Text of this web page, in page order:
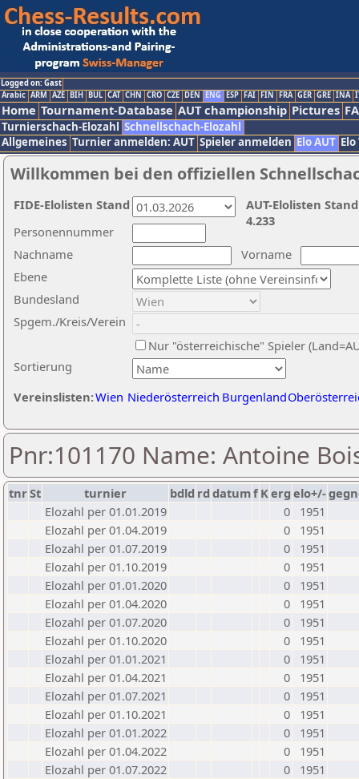
Logged on: Gast
Arabic ARM AZE BIH BUL CAT CHN CRO CZE DEN ENG ESP FAI FIN FRA GER GRE INA
Home Tournament-Database AUT championship Pictures
Turnierschach-Elozahl Schnellschach-Elozahl
Allgemeines Turnier anmelden: AUT Spieler anmelden Elo AUT
Willkommen bei den offiziellen
Nachname
Vorname
Ebene
Sortierung
Personennummer
Bundesland
Spgem./Kreis/Verein
Nur "österreichische" Spieler
Vereinslisten:Wien Niederösterreich Burgenland
AUT-Elolisten
4.233
FIDE-Elolisten Stand
Pnr:101170 Name: Antoine
tnrSt turnier bdld rd datumf Kerg elo+/-
Elozahl per 01.01.2019
0
1951
Elozahl per 01.04.2019
0
1951
Elozahl per 01.07.2019
0
1951
Elozahl per 01.10.2019
0
1951
Elozahl per 01.01.2020
0
1951
Elozahl per 01.04.2020
0
1951
Elozahl per 01.07.2020
0
1951
Elozahl per 01.10.2020
0
1951
Elozahl per 01.01.2021
0
1951
Elozahl per 01.04.2021
0
1951
Elozahl per 01.07.2021
0
1951
Elozahl per 01.10.2021
0
1951
Elozahl per 01.01.2022
0
1951
Elozahl per 01.04.2022
0
1951
Elozahl per 01.07.2022
0
1951